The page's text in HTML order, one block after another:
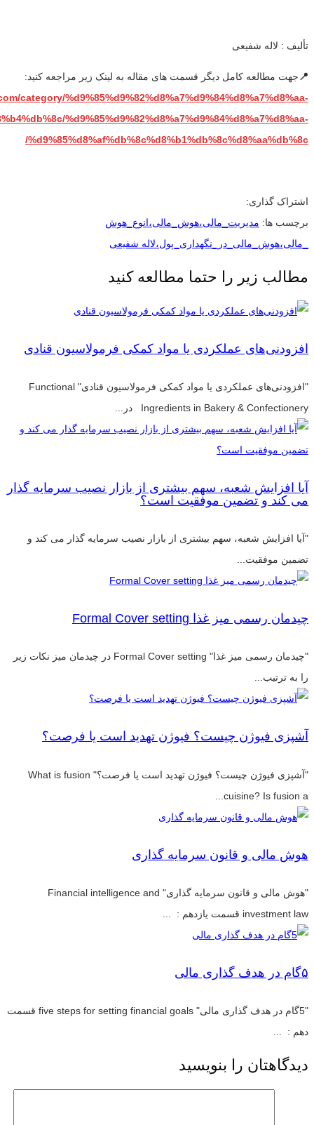
تألیف : لاله شفیعی
📍جهت مطالعه کامل دیگر قسمت های مقاله به لینک زیر مراجعه کنید:
category/%d9%85%d9%82%d8%a7%d9%84%d8%a7%d8%aa-
%d9%85%d9%82%d8%a7%d9%84%d8%a7%d8%aa-
%d9%85%d8%af%db%8c%d8%b1%db%8c%d8%aa%db%8c/
اشتراک گذاری:
برچسب ها: مدیریت_مالی،هوش_مالی،انوع_هوش
_مالی،هوش_مالی_در_نگهداری_پول،لاله شفیعی
مطالب زیر را حتما مطالعه کنید
افزودنی‌های عملکردی یا مواد کمکی فرمولاسیون قنادی
"افزودنی‌های عملکردی یا مواد کمکی فرمولاسیون قنادی" Functional
Ingredients in Bakery & Confectionery در...
آیا افزایش شعبه، سهم بیشتری از بازار نصیب سرمایه گذار
می کند و تضمین موفقیت است؟
"آیا افزایش شعبه، سهم بیشتری از بازار نصیب سرمایه گذار می کند و
تضمین موفقیت...
چیدمان رسمی میز غذا Formal Cover setting
"چیدمان رسمی میز غذا" Formal Cover setting در چیدمان میز نکات زیر
را به ترتیب...
آشپزی فیوژن چیست؟ فیوژن تهدید است یا فرصت؟
"آشپزی فیوژن چیست؟ فیوژن تهدید است یا فرصت؟" What is fusion
cuisine? Is fusion a...
هوش مالی و قانون سرمایه گذاری
"هوش مالی و قانون سرمایه گذاری" Financial intelligence and
investment law قسمت یازدهم : ...
۵گام در هدف گذاری مالی
"5گام در هدف گذاری مالی" five steps for setting financial goals قسمت
دهم : ...
دیدگاهتان را بنویسید